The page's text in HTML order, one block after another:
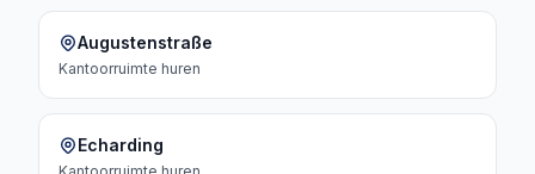
Augustenstraße
Kantoorruimte huren
Echarding